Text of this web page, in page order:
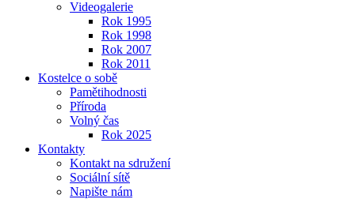
Videogalerie
Rok 1995
Rok 1998
Rok 2007
Rok 2011
Kostelce o sobě
Pamětihodnosti
Příroda
Volný čas
Rok 2025
Kontakty
Kontakt na sdružení
Sociální sítě
Napište nám